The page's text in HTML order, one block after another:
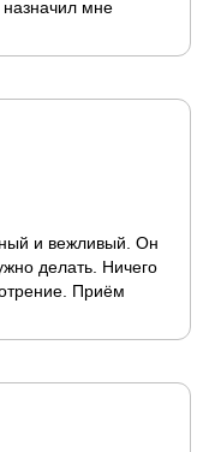
мне
и вежливый. Он
делать. Ничего
Приём